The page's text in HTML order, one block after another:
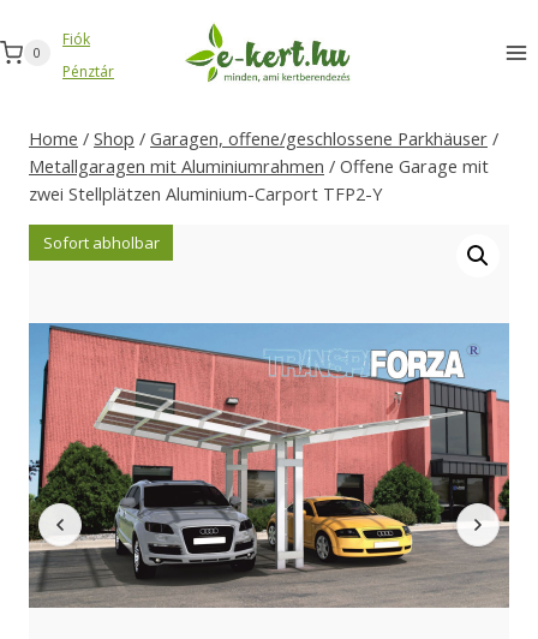
Inhalt
springen
0
Fiók
Pénztár
Home / Shop / Garagen, offene/geschlossene Parkhäuser /
Metallgaragen mit Aluminiumrahmen / Offene Garage mit
zwei Stellplätzen Aluminium-Carport TFP2-Y
Sofort abholbar